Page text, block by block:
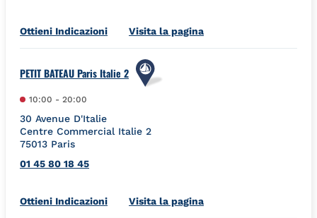
Ottieni IndicazioniLink Opens in New Tab
Visita la pagina
PETIT BATEAU Paris Italie 2
10:00 - 20:00
30 Avenue D'Italie
Centre Commercial Italie 2
75013 Paris
01 45 80 18 45
Ottieni IndicazioniLink Opens in New Tab
Visita la pagina